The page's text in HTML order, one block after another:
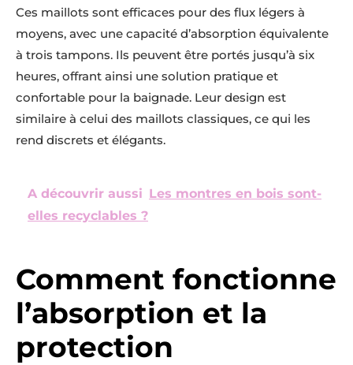
Ces maillots sont efficaces pour des flux légers à
moyens, avec une capacité d’absorption équivalente
à trois tampons. Ils peuvent être portés jusqu’à six
heures, offrant ainsi une solution pratique et
confortable pour la baignade. Leur design est
similaire à celui des maillots classiques, ce qui les
rend discrets et élégants.
A découvrir aussi Les montres en bois sont-
elles recyclables ?
Comment fonctionne
l’absorption et la
protection